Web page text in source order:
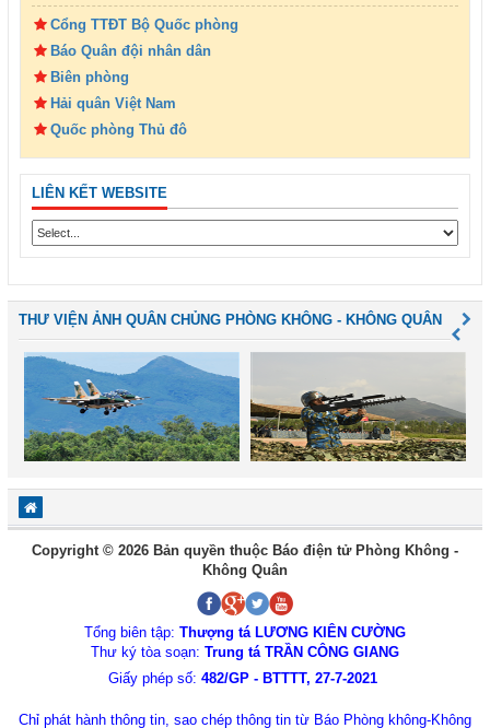
Cổng TTĐT Bộ Quốc phòng
Báo Quân đội nhân dân
Biên phòng
Hải quân Việt Nam
Quốc phòng Thủ đô
LIÊN KẾT WEBSITE
THƯ VIỆN ẢNH QUÂN CHỦNG PHÒNG KHÔNG - KHÔNG QUÂN
Copyright © 2026 Bản quyền thuộc Báo điện tử Phòng Không -
Không Quân
Tổng biên tập: Thượng tá LƯƠNG KIÊN CƯỜNG
Thư ký tòa soạn: Trung tá TRẦN CÔNG GIANG
Giấy phép số: 482/GP - BTTTT, 27-7-2021
Chỉ phát hành thông tin, sao chép thông tin từ Báo Phòng không-Không